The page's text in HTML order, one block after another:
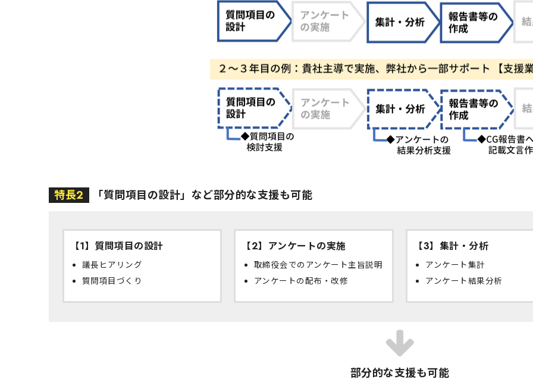
特長2 「質問項目の設計」など部分的な支援も可能
【1】質問項目の設計
議長ヒアリング
質問項目づくり
【2】アンケートの実施
取締役会でのアンケート主旨説明
アンケートの配布・改修
【3】集計・分析
アンケート集計
アンケート結果分析
部分的な支援も可能